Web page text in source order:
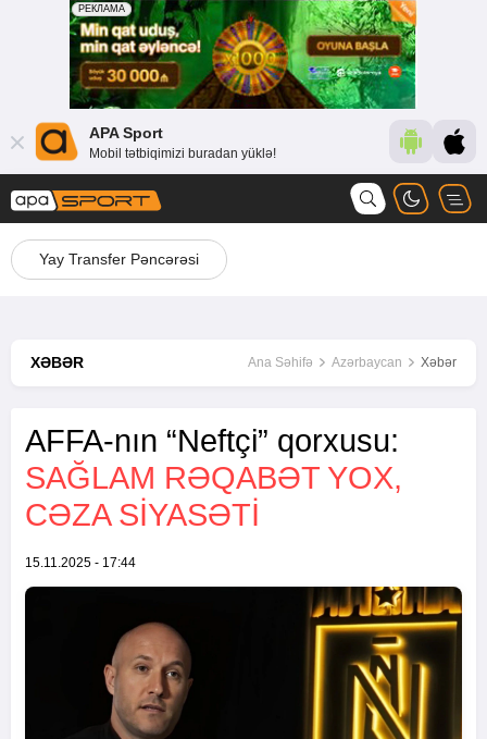
APA Sport
Mobil tətbiqimizi buradan yüklə!
Yay Transfer Pəncərəsi
XƏBƏR Ana Səhifə Azərbaycan Xəbər
AFFA-nın “Neftçi” qorxusu:
SAĞLAM RƏQABƏT YOX,
CƏZA SIYASƏTI
15.11.2025 - 17:44